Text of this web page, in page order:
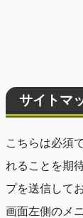
サイトマ
こちらは必須
れることを期
プを送信して
画面左側のメ